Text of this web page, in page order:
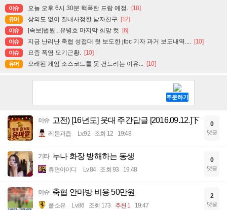
이슈 오늘 오후 6시 30분 핵폭탄 드랍 예정. [18]
유머 상의도 없이 질내사정한 남자친구 [12]
이슈 [속보]법원...유병호 마지막 희망 컷 [6]
이슈 지금 난리난 축협 성접대 첫 보도한 jtbc 기자 과거 보도내역.... [10]
이슈 요즘 폭염 모기근황. [10]
유머 오래된 게임 소스코드를 못 건드리는 이유... [10]
이슈 고전) [16년도] 웃대 주간답글 [2016.09.12.]下
레몬과즙 Lv.92 조회 12 19:48
0
댓글
기타 누나 화장 방해하는 동생
휴면아이디 Lv.84 조회 93 19:48
0
댓글
이슈 축협 안마방 비용 50만원
풀소유 Lv.86 조회 173 추천 1 19:47
2
댓글